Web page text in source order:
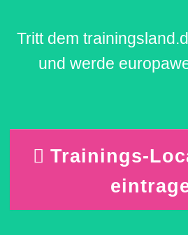
Tritt dem
und werde
Trainings-